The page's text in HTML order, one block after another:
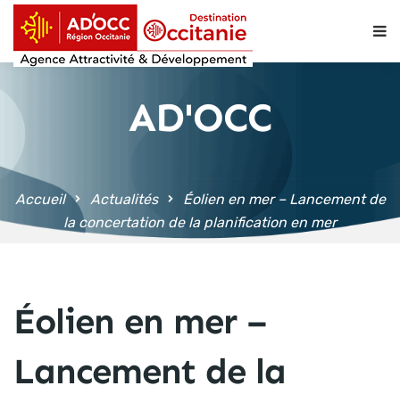
principal
AD'OCC
Accueil Actualités
Éolien en mer – Lancement de
la concertation de la planification en mer
Éolien en mer –
Lancement de la